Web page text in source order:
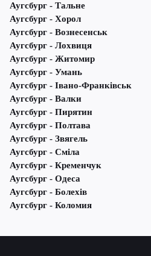
Аугсбург - Тальне
Аугсбург - Хорол
Аугсбург - Вознесенськ
Аугсбург - Лохвиця
Аугсбург - Житомир
Аугсбург - Умань
Аугсбург - Івано-Франківськ
Аугсбург - Валки
Аугсбург - Пирятин
Аугсбург - Полтава
Аугсбург - Звягель
Аугсбург - Сміла
Аугсбург - Кременчук
Аугсбург - Одеса
Аугсбург - Болехів
Аугсбург - Коломия